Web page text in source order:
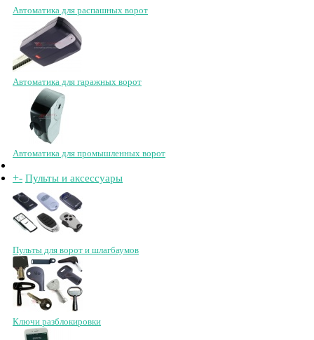
Автоматика для распашных ворот
Автоматика для гаражных ворот
Автоматика для промышленных ворот
+- Пульты и аксессуары
Пульты для ворот и шлагбаумов
Ключи разблокировки